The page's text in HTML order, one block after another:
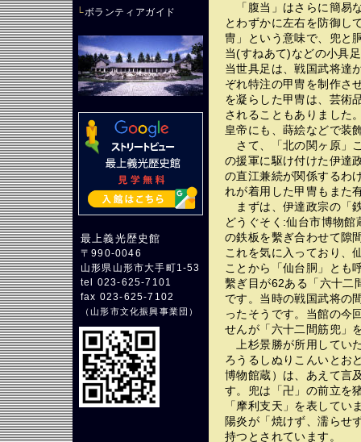
└ボランティアガイド
最上義光歴史館
〒990-0046
山形県山形市大手町1-53
tel 023-625-7101
fax 023-625-7102
（山形市文化振興事業団 ）
「腹当」はさらに簡易
とわずかに左右を防御し
冑」という意味で、兜と
当(すねあて)などの小具
当世具足は、戦国武将達
ぞれ特注の甲冑を制作さ
を凝らした甲冑は、芸術
されることもありました
皇帝にも、蒔絵などで装
さて、「北の関ヶ原」
の援軍に駆け付けた伊達
の直江兼続が関係するわ
れが着用した甲冑もまた
まずは、伊達政宗の「
どうぐそく:仙台市博物
の鉄板を繫ぎ合わせて隙
これを気に入っており、
ことから「仙台胴」とも
繫ぎ目が62ある「六十二
です。当時の戦国武将の
ったそうです。当館の今
せんが「六十二間筋兜」
上杉景勝が所用してい
ろうるしぬりこんいとお
博物館蔵）は、あえて言
す。兜は「卍」の前立を
「摩利支天」を表して
陽炎が「焼けず、濡らせ
持つとされています。